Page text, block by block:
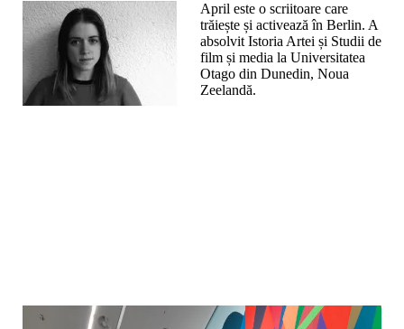
April este o scriitoare care
trăiește și activează în Berlin. A
absolvit Istoria Artei și Studii de
film și media la Universitatea
Otago din Dunedin, Noua
Zeelandă.